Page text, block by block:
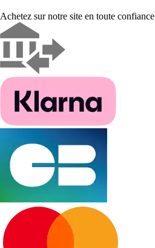
Achetez sur notre site en toute confiance